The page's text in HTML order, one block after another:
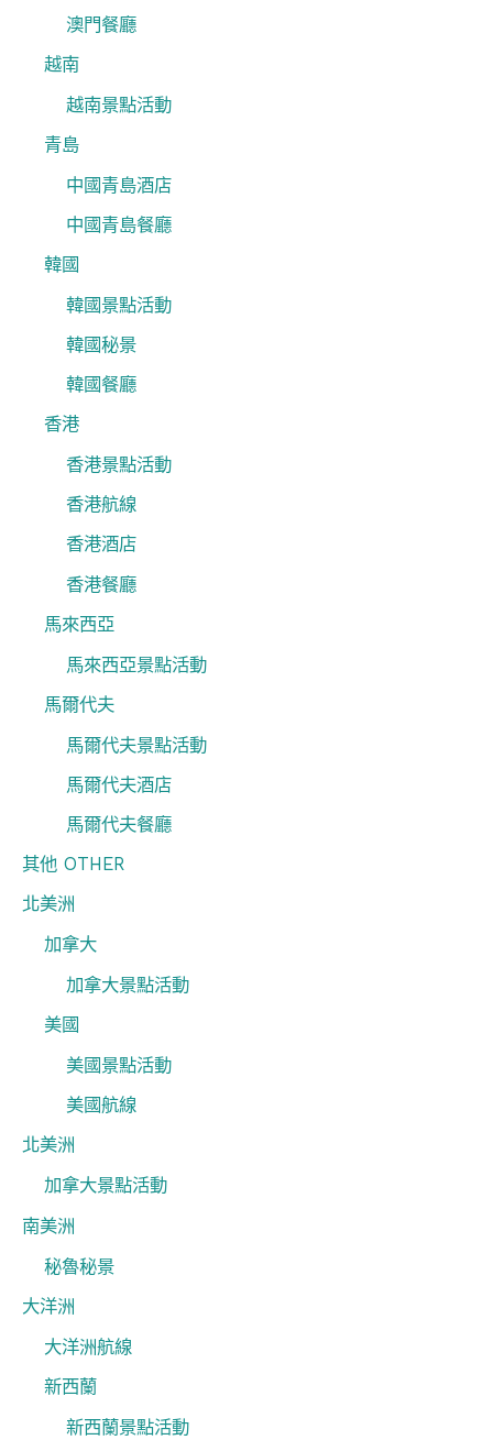
澳門餐廳
越南
越南景點活動
青島
中國青島酒店
中國青島餐廳
韓國
韓國景點活動
韓國秘景
韓國餐廳
香港
香港景點活動
香港航線
香港酒店
香港餐廳
馬來西亞
馬來西亞景點活動
馬爾代夫
馬爾代夫景點活動
馬爾代夫酒店
馬爾代夫餐廳
其他 OTHER
北美洲
加拿大
加拿大景點活動
美國
美國景點活動
美國航線
北美洲
加拿大景點活動
南美洲
秘魯秘景
大洋洲
大洋洲航線
新西蘭
新西蘭景點活動